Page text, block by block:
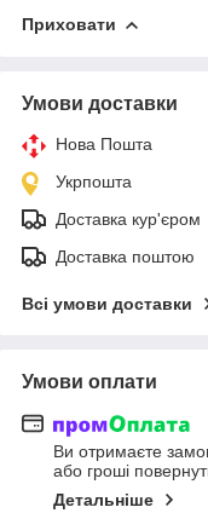
Приховати
Умови доставки
Нова Пошта
Укрпошта
Доставка кур'єром
Доставка поштою
Всі умови доставки
Умови оплати
Ви отримаєте
або гроші
Детальніше